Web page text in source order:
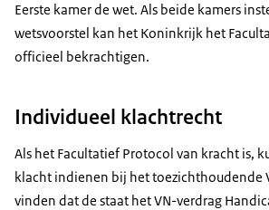
Eerste kamer de wet. Als beide kamers
wetsvoorstel kan het Koninkrijk het
officieel bekrachtigen.
Individueel klachtrecht
Als het Facultatief Protocol van kracht is,
klacht indienen bij het toezichthoudende
vinden dat de staat het VN-verdrag